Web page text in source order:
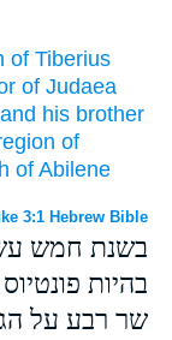
of Tiberius
of Judaea
and his brother
of
of Abilene
3:1 Hebrew Bible
בשנת חמש
בהיות
שר רבע על